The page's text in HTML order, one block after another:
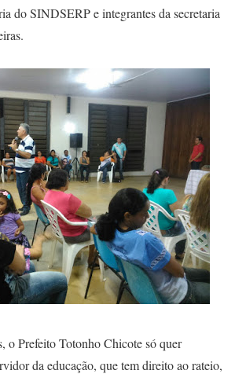
do SINDSERP e integrantes da secretaria
o Prefeito Totonho Chicote só quer
da educação, que tem direito ao rateio,